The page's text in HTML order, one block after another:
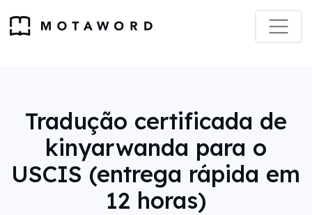
Tradução certificada de
kinyarwanda para o
USCIS (entrega rápida em
12 horas)